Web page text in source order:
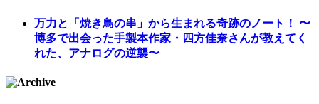
万力と「焼き鳥の串」から生まれる奇跡のノート！ 〜
博多で出会った手製本作家・四方佳奈さんが教えてく
れた、アナログの逆襲〜